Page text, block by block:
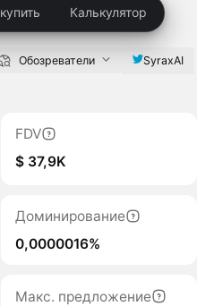
Калькулятор
Обозреватели SyraxAI
FDV
$ 37,9K
Доминирование
0,0000016%
Макс. предложение